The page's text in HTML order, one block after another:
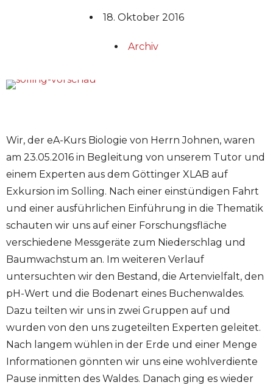
18. Oktober 2016
Archiv
Wir, der eA-Kurs Biologie von Herrn Johnen, waren
am 23.05.2016 in Begleitung von unserem Tutor und
einem Experten aus dem Göttinger XLAB auf
Exkursion im Solling. Nach einer einstündigen Fahrt
und einer ausführlichen Einführung in die Thematik
schauten wir uns auf einer Forschungsfläche
verschiedene Messgeräte zum Niederschlag und
Baumwachstum an. Im weiteren Verlauf
untersuchten wir den Bestand, die Artenvielfalt, den
pH-Wert und die Bodenart eines Buchenwaldes.
Dazu teilten wir uns in zwei Gruppen auf und
wurden von den uns zugeteilten Experten geleitet.
Nach langem wühlen in der Erde und einer Menge
Informationen gönnten wir uns eine wohlverdiente
Pause inmitten des Waldes. Danach ging es wieder